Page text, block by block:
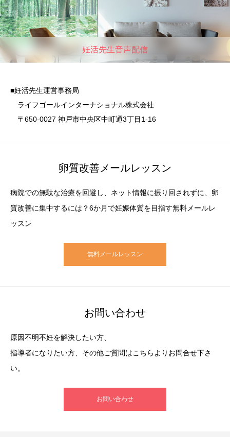
妊活先生音声配信
■妊活先生運営事務局
ライフゴールインターナショナル株式会社
〒650-0027 神戸市中央区中町通3丁目1-16
卵質改善メールレッスン
病院での無駄な治療を回避し、ネット情報に振り回されずに、卵
質改善に集中するには？6か月で妊娠体質を目指す無料メールレ
ッスン
無料メールレッスン
お問い合わせ
原因不明不妊を解決したい方、
指導者になりたい方、その他ご質問はこちらよりお問合せ下さ
い。
お問い合わせ